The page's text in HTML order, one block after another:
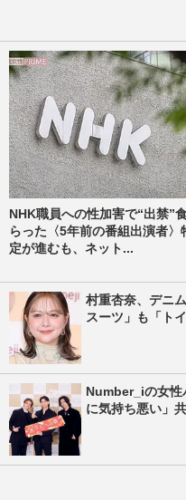
NHK職員への性加害で“出禁”
らった〈5年前の番組出演者〉
定が進むも、ネット...
村重杏奈、デニ
スーツ」も「ト
Number_iの女性
に気持ち悪い」